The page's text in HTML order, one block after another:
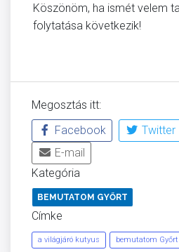
Köszönöm, ha ismét velem
folytatása következik!
Megosztás itt:
Facebook
Twitter
E-mail
Kategória
BEMUTATOM GYŐRT
Címke
a világjáró kutyus bemutatom Győrt